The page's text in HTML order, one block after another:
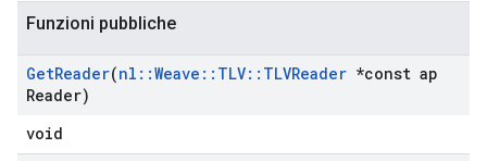
Funzioni pubbliche
GetReader(nl ::Weave :: TLV:: TLVReader *const ap
Reader)
void